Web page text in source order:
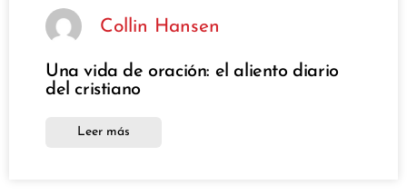
Collin Hansen
Una vida de oración: el aliento diario
del cristiano
Leer más